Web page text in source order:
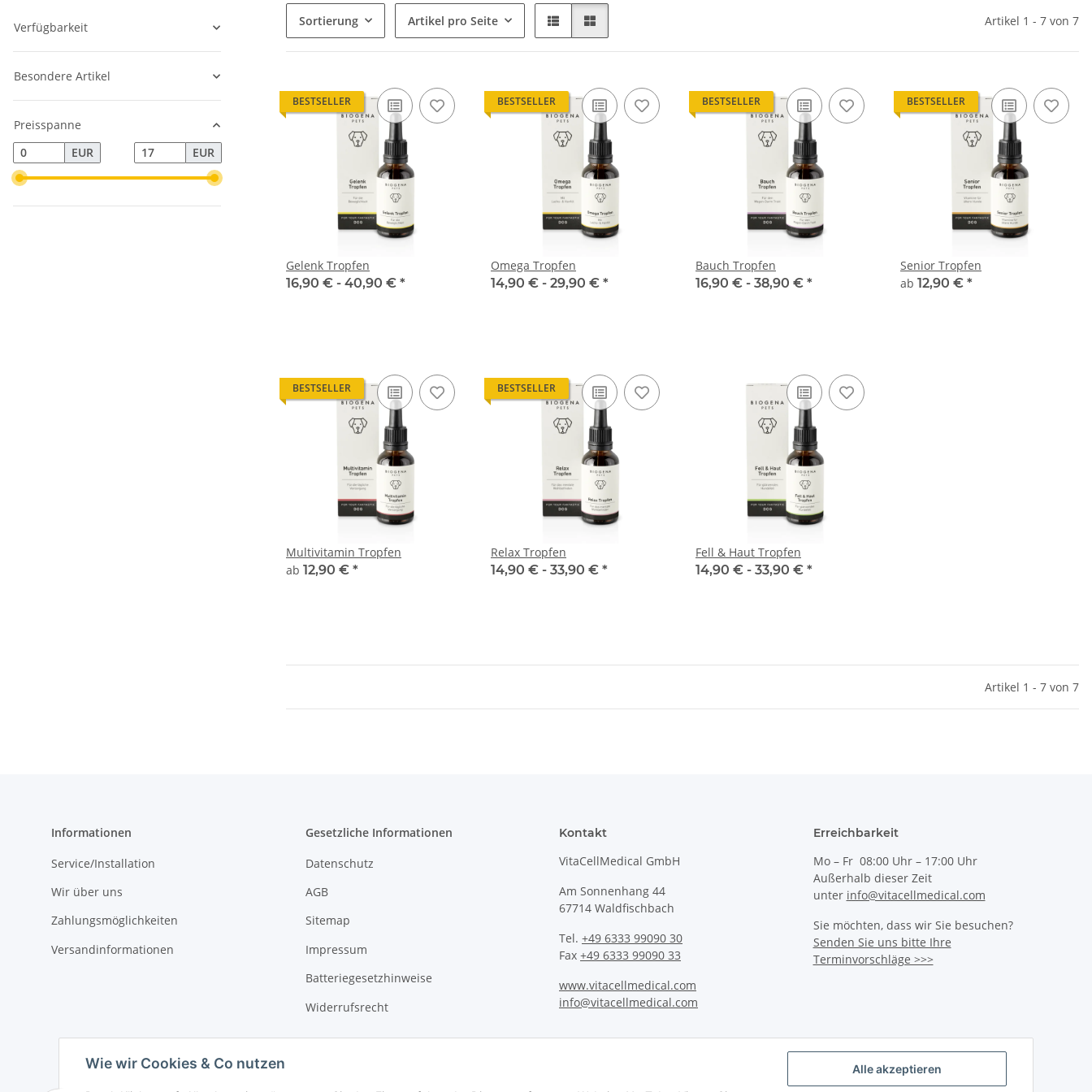
Alle akzeptieren
Wie wir Cookies & Co nutzen
Sortierung Artikel pro Seite Artikel 1 - 7 von 7
BESTSELLER
Gelenk Tropfen
16,90 € - 40,90 € *
BESTSELLER
Omega Tropfen
14,90 € - 29,90 € *
BESTSELLER
Bauch Tropfen
16,90 € - 38,90 € *
BESTSELLER
Senior Tropfen
ab 12,90 € *
BESTSELLER
Multivitamin Tropfen
ab 12,90 € *
BESTSELLER
Relax Tropfen
14,90 € - 33,90 € *
Fell & Haut Tropfen
14,90 € - 33,90 € *
Artikel 1 - 7 von 7
Verfügbarkeit
Besondere Artikel
Preisspanne
EUR
EUR
Informationen
Service/Installation
Wir über uns
Zahlungsmöglichkeiten
Versandinformationen
Gesetzliche Informationen
Datenschutz
AGB
Sitemap
Impressum
Batteriegesetzhinweise
Widerrufsrecht
Kontakt
VitaCellMedical GmbH
Am Sonnenhang 44
67714 Waldfischbach
Tel. +49 6333 99090 30
Fax +49 6333 99090 33
www.vitacellmedical.com
info@vitacellmedical.com
Erreichbarkeit
Mo – Fr 08:00 Uhr – 17:00 Uhr
Außerhalb dieser Zeit
unter info@vitacellmedical.com
Sie möchten, dass wir Sie besuchen?
Senden Sie uns bitte Ihre
Terminvorschläge >>>